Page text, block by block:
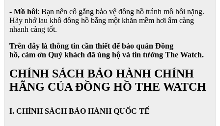
- Mồ hôi: Bạn nên cố gắng bảo vệ đồng hồ tránh mồ hôi nặng.
Hãy nhớ lau khô đồng hồ bằng một khăn mềm hơi ẩm càng
nhanh càng tốt.
Trên đây là thông tin cần thiết để bảo quản Đồng
hồ, cảm ơn Quý khách đã ủng hộ và tin tưởng The Watch.
CHÍNH SÁCH BẢO HÀNH CHÍNH
HÃNG CỦA ĐỒNG HỒ THE WATCH
I. CHÍNH SÁCH BẢO HÀNH QUỐC TẾ